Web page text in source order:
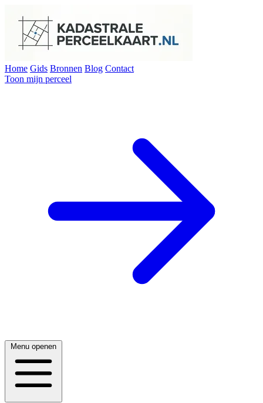
Home Gids Bronnen Blog Contact
Toon mijn perceel
Menu openen